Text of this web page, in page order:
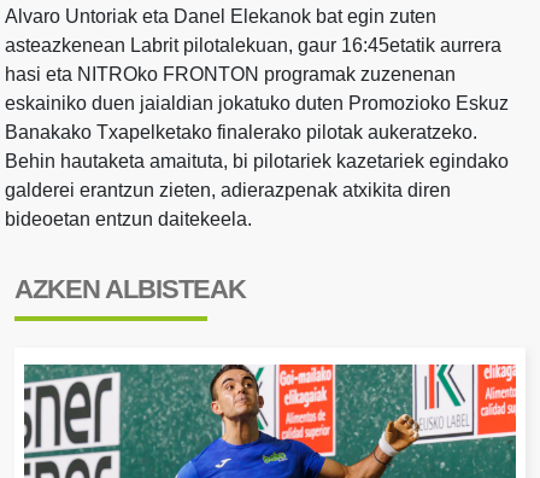
Alvaro Untoriak eta Danel Elekanok bat egin zuten
asteazkenean Labrit pilotalekuan, gaur 16:45etatik aurrera
hasi eta NITROko FRONTON programak zuzenenan
eskainiko duen jaialdian jokatuko duten Promozioko Eskuz
Banakako Txapelketako finalerako pilotak aukeratzeko.
Behin hautaketa amaituta, bi pilotariek kazetariek egindako
galderei erantzun zieten, adierazpenak atxikita diren
bideoetan entzun daitekeela.
AZKEN ALBISTEAK